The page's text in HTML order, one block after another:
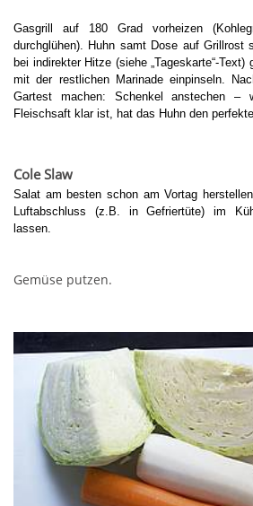
Gasgrill auf 180 Grad vorheizen
durchglühen). Huhn samt Dose auf Grillrost
bei indirekter Hitze (siehe „Tageskarte“-
mit der restlichen Marinade einpinseln.
Gartest machen: Schenkel anstechen –
Fleischsaft klar ist, hat das Huhn den
Cole Slaw
Salat am besten schon am Vortag
Luftabschluss (z.B. in Gefriertüte) im
lassen.
Gemüse putzen.